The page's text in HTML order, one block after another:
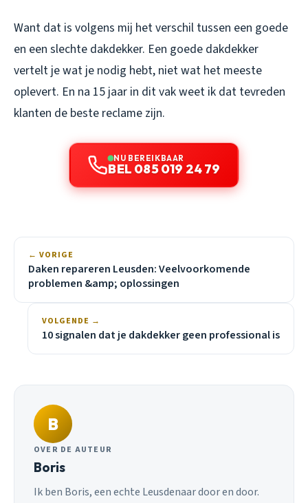
Want dat is volgens mij het verschil tussen een goede
en een slechte dakdekker. Een goede dakdekker
vertelt je wat je nodig hebt, niet wat het meeste
oplevert. En na 15 jaar in dit vak weet ik dat tevreden
klanten de beste reclame zijn.
NU BEREIKBAAR
BEL 085 019 24 79
← VORIGE
Daken repareren Leusden: Veelvoorkomende
problemen &amp; oplossingen
VOLGENDE →
10 signalen dat je dakdekker geen professional is
B
OVER DE AUTEUR
Boris
Ik ben Boris, een echte Leusdenaar door en door.